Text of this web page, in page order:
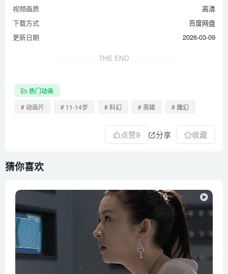
视频画质
高清
下载方式
百度网盘
更新日期
2026-03-09
THE END
热门动画
# 动画片
# 11-14岁 # 科幻 # 英雄 # 魔幻
点赞9 分享 收藏
猜你喜欢